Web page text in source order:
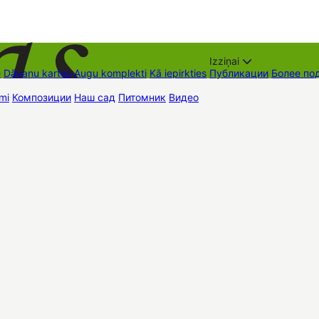
Dāvanu kartes Augu komplekti Kā iepirkties
Izziņai
Публикации Более
Композиции Наш сад Питомник Видео